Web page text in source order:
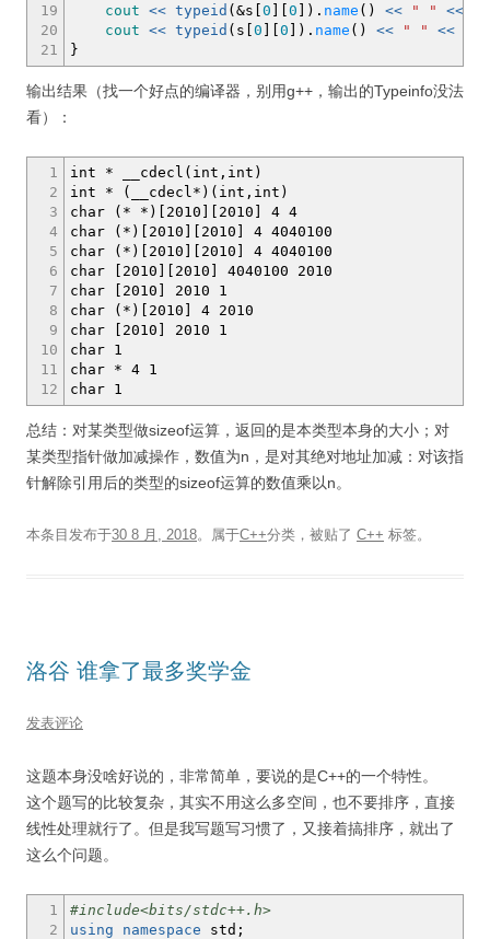
19
20
21
cout << typeid ( &s 0 0 ) . name ( ) << " " <<
cout << typeid ( s 0 0 ) . name ( ) << " " <<
}
输出结果（找一个好点的编译器，别用g++，输出的Typeinfo没法
看）：
1
2
3
4
5
6
7
8
9
10
11
12
int * __cdecl(int,int)
int * (__cdecl*)(int,int)
char (* *)[2010][2010] 4 4
char (*)[2010][2010] 4 4040100
char (*)[2010][2010] 4 4040100
char [2010][2010] 4040100 2010
char [2010] 2010 1
char (*)[2010] 4 2010
char [2010] 2010 1
char 1
char * 4 1
char 1
总结：对某类型做sizeof运算，返回的是本类型本身的大小；对
某类型指针做加减操作，数值为n，是对其绝对地址加减：对该指
针解除引用后的类型的sizeof运算的数值乘以n。
本条目发布于30 8 月, 2018。属于C++分类，被贴了 C++ 标签。
洛谷 谁拿了最多奖学金
发表评论
这题本身没啥好说的，非常简单，要说的是C++的一个特性。
这个题写的比较复杂，其实不用这么多空间，也不要排序，直接
线性处理就行了。但是我写题写习惯了，又接着搞排序，就出了
这么个问题。
1
2
#include<bits/stdc++.h>
using
namespace std ;